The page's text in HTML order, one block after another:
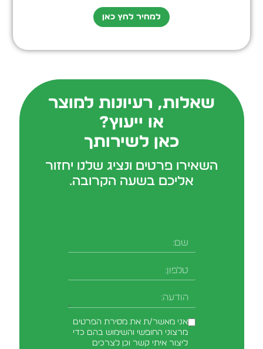
למחיר לחץ כאן
שאלות, רעיונות למוצר
או ייעוץ?
כאן לשירותך
השאירו פרטים ונציג שלנו יחזור
אליכם בשעה הקרובה.
שם
טלפון
הודעה
אני מאשר/ת את מסירת הפרטים
מרצוני החופשי והשימוש בהם כדי
ליצור איתי קשר וכן לצרכים